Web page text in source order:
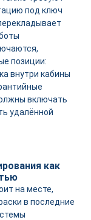
под ключ
позиции:
внутри кабины
включать
удалённой
как
на месте,
в последние